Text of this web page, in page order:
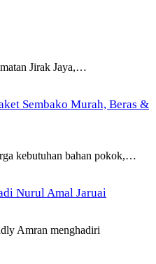
Jirak Jaya,…
Sembako Murah, Beras &
kebutuhan bahan pokok,…
Nurul Amal Jaruai
Amran menghadiri